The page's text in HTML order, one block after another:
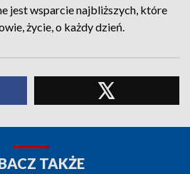
jest wsparcie najbliższych, które
życie, o każdy dzień.
TAKŻE